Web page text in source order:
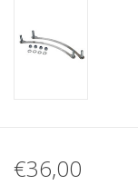
€36,00